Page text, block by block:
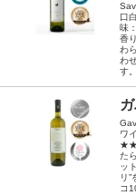
口
味
香
わ
わ
す。
ワ
た
ッ
リ
コ